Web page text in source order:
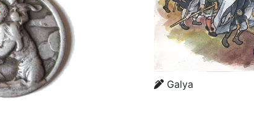
Details
Galya